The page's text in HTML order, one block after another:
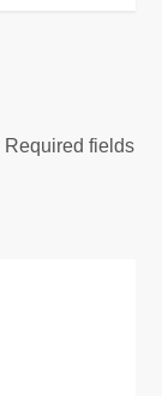
Required fields